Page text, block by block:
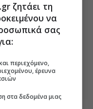
δυναμικού Α΄
λογαριασμοί
της εβδομάδας
ζητάει τη
να
σας
περιεχόμενο,
έρευνα
στα δεδομένα μιας